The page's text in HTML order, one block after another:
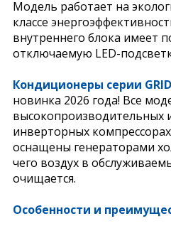
Модель работает на
классе
внутреннего блока имеет
отключаемую LED-
Кондиционеры серии
новинка 2026 года! Все
высокопроизводительных
инверторных
оснащены генераторами
чего воздух в
очищается.
Особенности и